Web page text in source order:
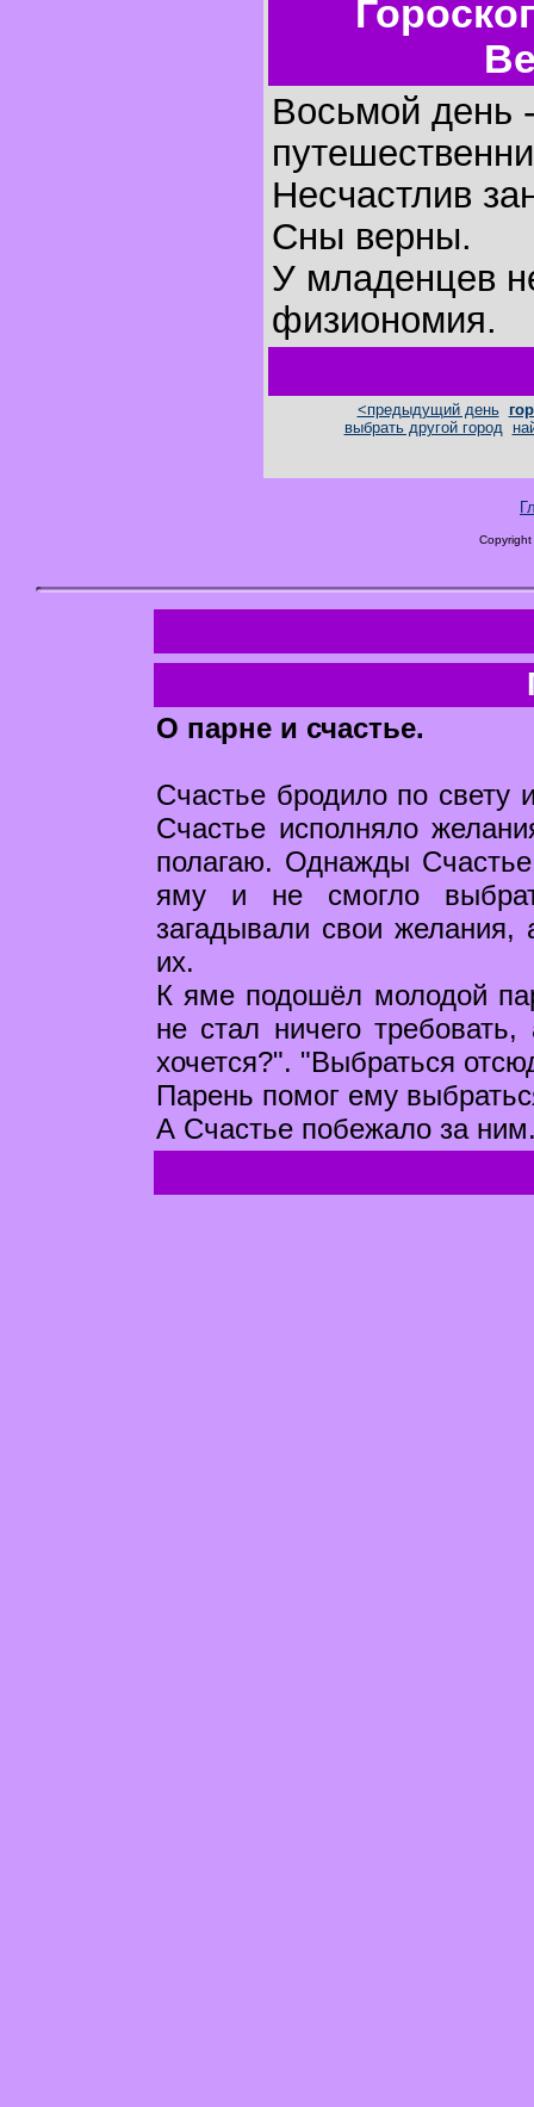
Восьмой день
Несчастлив
Сны верны.
У младенцев
физиономия.
<предыдущий день
выбрать другой город
О парне и счастье.
Счастье бродило по свету
Счастье исполняло
полагаю. Однажды
яму и не смогло
загадывали свои желания,
их.
К яме подошёл молодой
не стал ничего
хочется?". "Выбраться
Парень помог ему
А Счастье побежало за